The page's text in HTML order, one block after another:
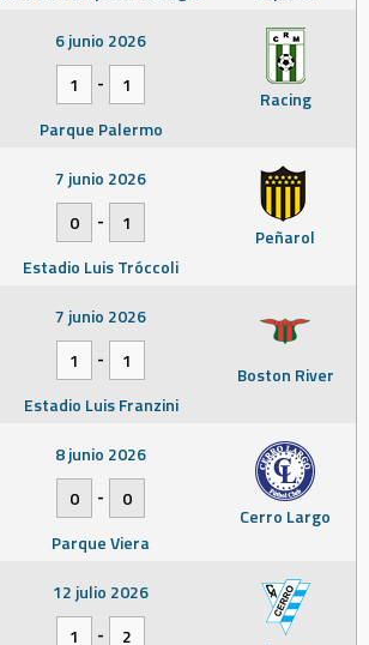
Racing
6 junio 2026
1
-
1
Parque Palermo
Peñarol
7 junio 2026
0
-
1
Estadio Luis Tróccoli
Boston River
7 junio 2026
1
-
1
Estadio Luis Franzini
Cerro Largo
8 junio 2026
0
-
0
Parque Viera
12 julio 2026
1
-
2